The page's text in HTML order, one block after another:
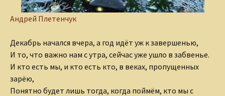
Андрей Плетенчук
Декабрь начался вчера, а год идёт уж к завершенью,
И то, что важно нам с утра, сейчас уже ушло в забвенье.
И кто есть мы, и кто есть кто, в веках, пропущенных
зарёю,
Понятно будет лишь тогда, когда поймём, кто мы с